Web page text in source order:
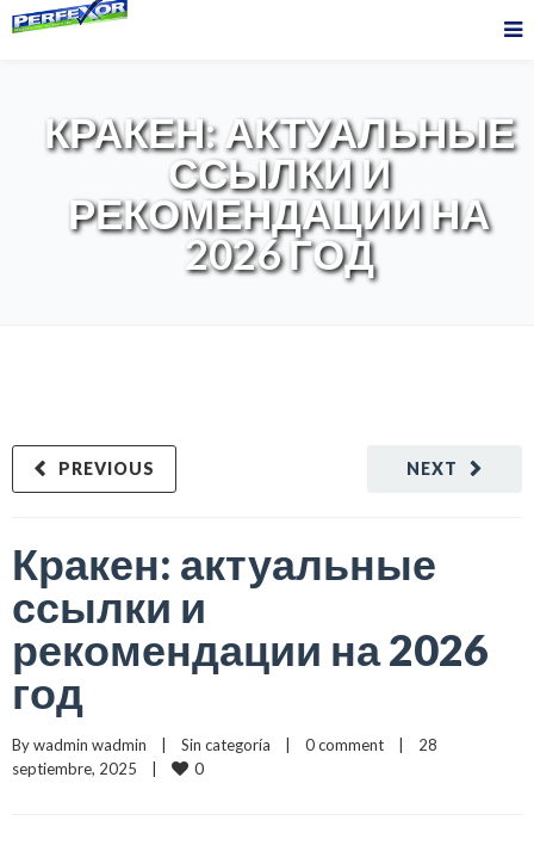
КРАКЕН: АКТУАЛЬНЫЕ
ССЫЛКИ И
РЕКОМЕНДАЦИИ НА
2026 ГОД
NEXT
PREVIOUS
Кракен: актуальные
ссылки и
рекомендации на 2026
год
By wadmin wadmin Sin categoría 0 comment
    |    28
septiembre, 2025    |
0